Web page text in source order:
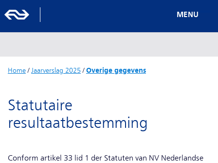
MENU
Home/ Jaarverslag 2025 /Overige gegevens
Statutaire
resultaatbestemming
Conform artikel 33 lid 1 der Statuten van NV Nederlandse